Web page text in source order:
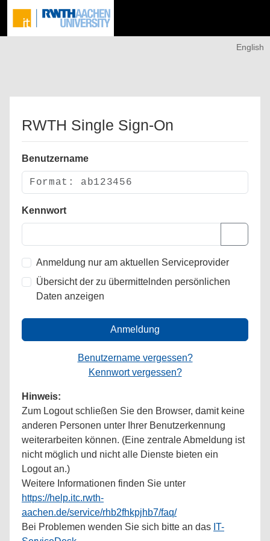
English
RWTH Single Sign-On
Benutzername
Kennwort
Anmeldung nur am aktuellen Serviceprovider
Übersicht der zu übermittelnden persönlichen
Daten anzeigen
Anmeldung
Benutzername vergessen?
Kennwort vergessen?
Hinweis:
Zum Logout schließen Sie den Browser, damit keine
anderen Personen unter Ihrer Benutzerkennung
weiterarbeiten können. (Eine zentrale Abmeldung ist
nicht möglich und nicht alle Dienste bieten ein
Logout an.)
Weitere Informationen finden Sie unter
https://help.itc.rwth-
aachen.de/service/rhb2fhkpjhb7/faq/
Bei Problemen wenden Sie sich bitte an das IT-